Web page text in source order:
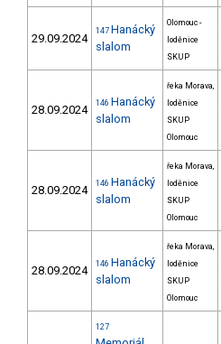
29.09.2024
147 Hanácký
slalom
Olomouc -
loděnice
SKUP
28.09.2024 146 Hanácký
slalom
řeka Morava,
loděnice
SKUP
Olomouc
28.09.2024 146 Hanácký
slalom
řeka Morava,
loděnice
SKUP
Olomouc
28.09.2024 146 Hanácký
slalom
řeka Morava,
loděnice
SKUP
Olomouc
127